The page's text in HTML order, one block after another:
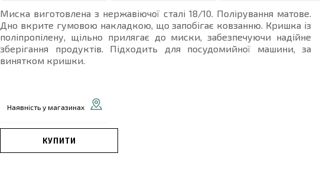
Миска виготовлена з нержавіючої сталі 18/10. Полірування матове.
Дно вкрите гумовою накладкою, що запобігає ковзанню. Кришка із
поліпропілену, щільно прилягає до миски, забезпечуючи надійне
зберігання продуктів. Підходить для посудомийної машини, за
винятком кришки.
Наявність у магазинах
КУПИТИ